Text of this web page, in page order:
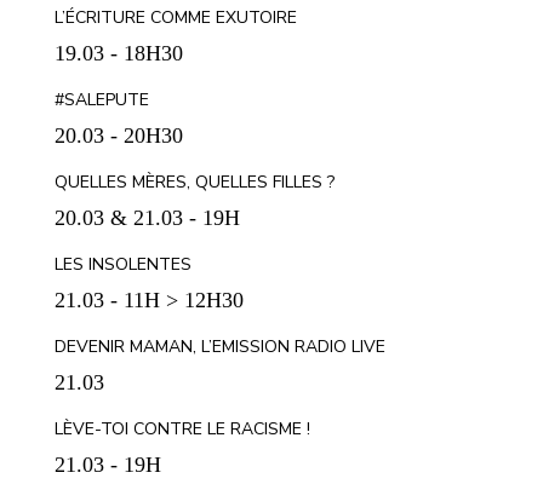
L’ÉCRITURE COMME EXUTOIRE
19.03 - 18H30
#SALEPUTE
20.03 - 20H30
QUELLES MÈRES, QUELLES FILLES ?
20.03 & 21.03 - 19H
LES INSOLENTES
21.03 - 11H > 12H30
DEVENIR MAMAN, L’EMISSION RADIO LIVE
21.03
LÈVE-TOI CONTRE LE RACISME !
21.03 - 19H